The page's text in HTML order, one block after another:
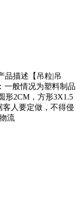
品描述【吊粒|吊
一般情况为塑料制品
形2CM，方形3X1.5
客人要定做，不得侵
流